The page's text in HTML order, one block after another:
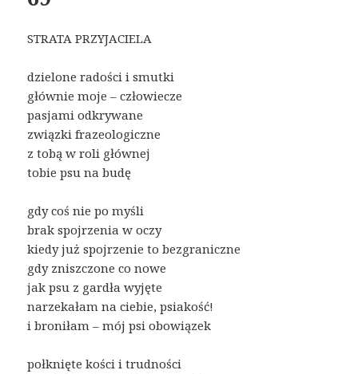
STRATA PRZYJACIELA
dzielone radości i smutki
głównie moje – człowiecze
pasjami odkrywane
związki frazeologiczne
z tobą w roli głównej
tobie psu na budę
gdy coś nie po myśli
brak spojrzenia w oczy
kiedy już spojrzenie to bezgraniczne
gdy zniszczone co nowe
jak psu z gardła wyjęte
narzekałam na ciebie, psiakość!
i broniłam – mój psi obowiązek
połknięte kości i trudności